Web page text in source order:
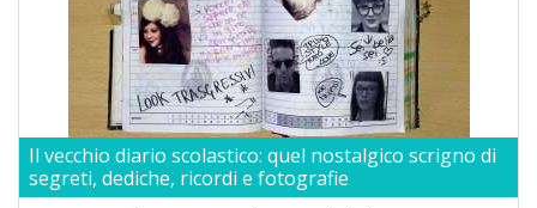
Il vecchio diario scolastico: quel nostalgico scrigno di
segreti, dediche, ricordi e fotografie